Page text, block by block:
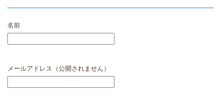
名前
メールアドレス（公開されません）